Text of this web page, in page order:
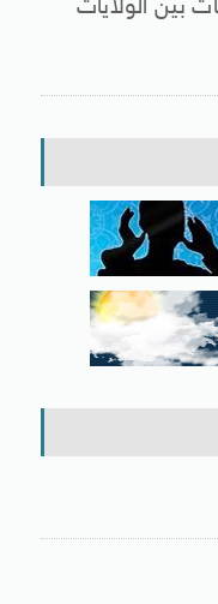
بين الولايات